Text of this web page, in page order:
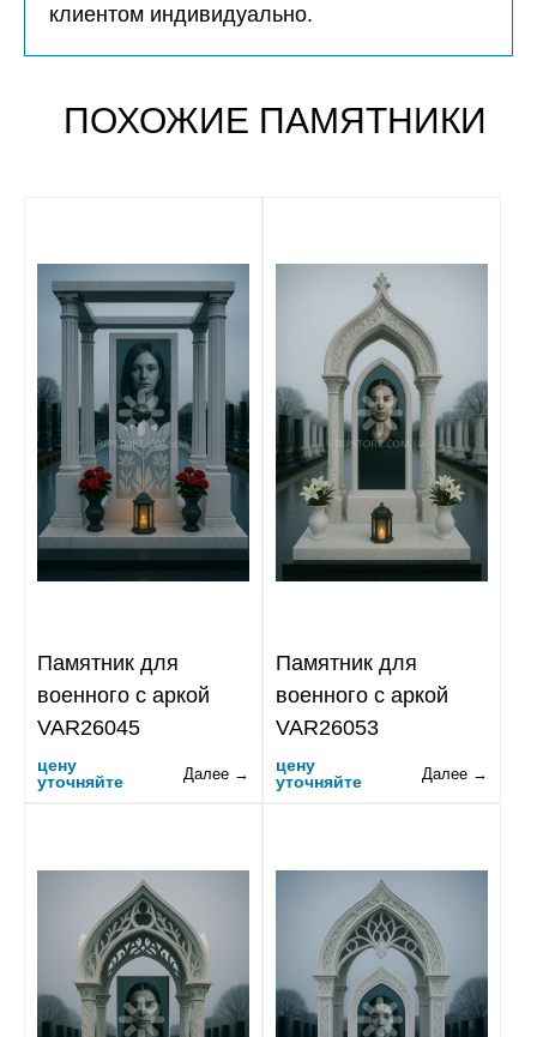
клиентом индивидуально.
ПОХОЖИЕ ПАМЯТНИКИ
Памятник для
военного с аркой
VAR26045
цену
уточняйте
Далее →
Памятник для
военного с аркой
VAR26053
цену
уточняйте
Далее →